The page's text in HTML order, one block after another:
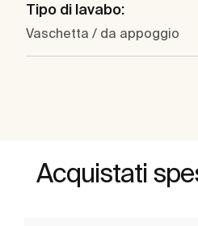
Tipo di lavabo:
Vaschetta / da appoggio
Acquistati